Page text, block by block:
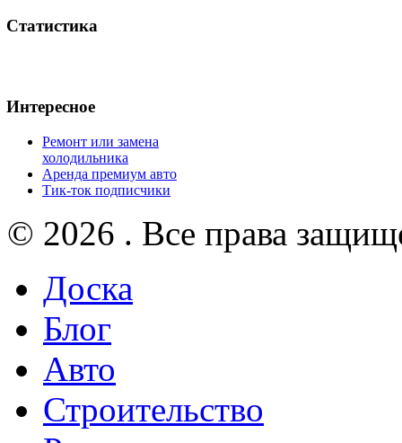
Статистика
Интересное
Ремонт или замена
холодильника
Аренда премиум авто
Тик-ток подписчики
© 2026 . Все права
Доска
Блог
Авто
Строительство